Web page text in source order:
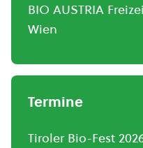
BIO AUSTRIA
Wien
Termine
Tiroler Bio-Fest